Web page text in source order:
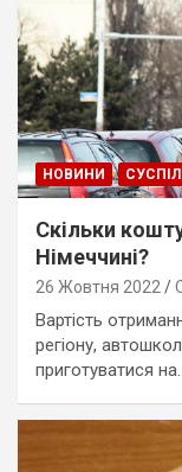
НОВИНИ
Скільки
Німеччині?
26 Жовтня 2022
Вартість
регіону,
приготуватися